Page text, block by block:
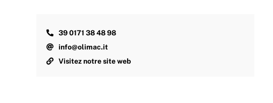
39 0171 38 48 98
info@olimac.it
Visitez notre site web